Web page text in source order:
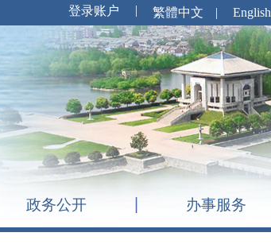
繁體中文 | English
政务公开 办事服务